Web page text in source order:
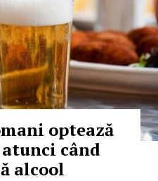
optează
când
alcool